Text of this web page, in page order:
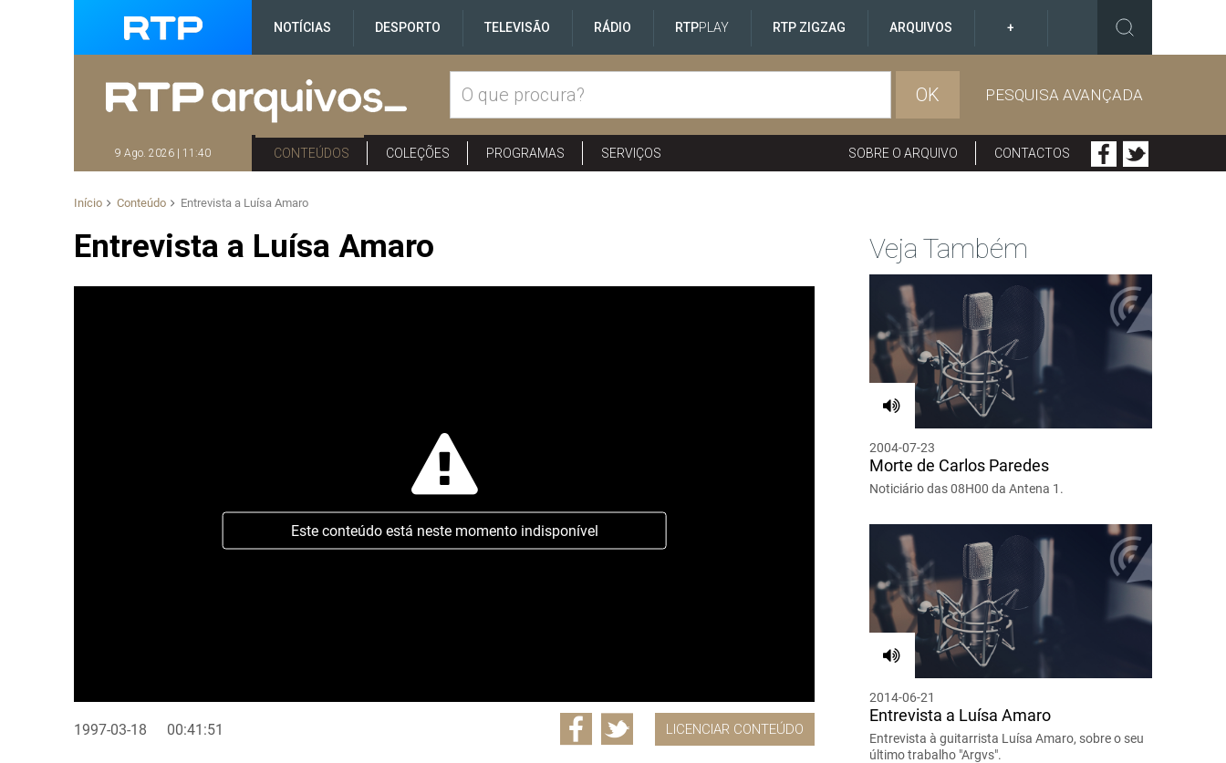
NOTÍCIAS DESPORTO TELEVISÃO RÁDIO RTPPLAY RTP ZIGZAG ARQUIVOS +
OK PESQUISA AVANÇADA
9 Ago. 2026 | 11:40 CONTEÚDOS COLEÇÕES PROGRAMAS SERVIÇOS SOBRE O ARQUIVO CONTACTOS
Início Conteúdo Entrevista a Luísa Amaro
Entrevista a Luísa Amaro
Este conteúdo está neste momento indisponível
1997-03-18 00:41:51 LICENCIAR CONTEÚDO
Veja Também
2004-07-23
Morte de Carlos Paredes
Noticiário das 08H00 da Antena 1.
2014-06-21
Entrevista a Luísa Amaro
Entrevista à guitarrista Luísa Amaro, sobre o seu
último trabalho "Argvs".